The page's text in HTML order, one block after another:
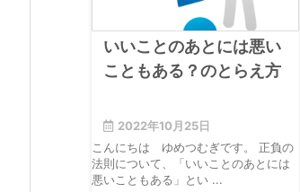
いいことのあとには悪い
こともある？のとらえ方
2022年10月25日
こんにちは ゆめつむぎです。 正負の
法則について、「いいことのあとには
悪いこともある」とい ...